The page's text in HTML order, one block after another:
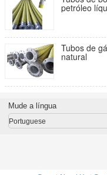
petróleo
Tubos de
natural
Mude a língua
Portuguese